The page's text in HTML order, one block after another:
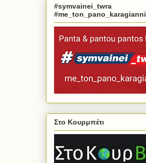
#symvainei_twra
#me_ton_pano_karagianni
Στο Κουρμπέτι